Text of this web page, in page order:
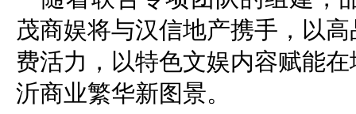
茂商娱将与汉信地产携手，以
费活力，以特色文娱内容赋能
沂商业繁华新图景。